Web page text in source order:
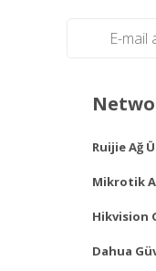
Ruijie Ağ
Mikrotik
Hikvision
Dahua